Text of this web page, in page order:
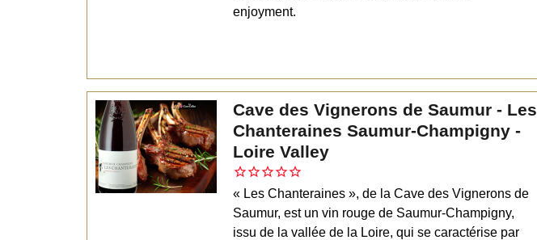
enjoyment.
Cave des Vignerons de Saumur - Les
Chanteraines Saumur-Champigny -
Loire Valley
« Les Chanteraines », de la Cave des Vignerons de
Saumur, est un vin rouge de Saumur-Champigny,
issu de la vallée de la Loire, qui se caractérise par